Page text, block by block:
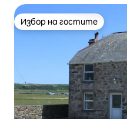
Избор на гостите
Избор на гостите